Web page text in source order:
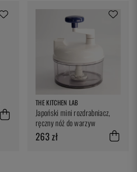
THE KITCHEN LAB
Japoński mini rozdrabniacz,
ręczny nóż do warzyw
263 zł